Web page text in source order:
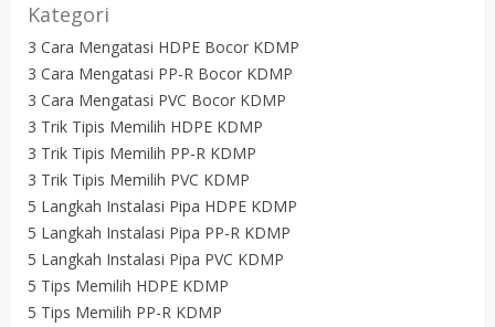
Kategori
3 Cara Mengatasi HDPE Bocor KDMP
3 Cara Mengatasi PP-R Bocor KDMP
3 Cara Mengatasi PVC Bocor KDMP
3 Trik Tipis Memilih HDPE KDMP
3 Trik Tipis Memilih PP-R KDMP
3 Trik Tipis Memilih PVC KDMP
5 Langkah Instalasi Pipa HDPE KDMP
5 Langkah Instalasi Pipa PP-R KDMP
5 Langkah Instalasi Pipa PVC KDMP
5 Tips Memilih HDPE KDMP
5 Tips Memilih PP-R KDMP